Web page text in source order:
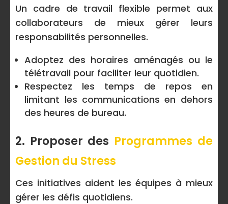
Un cadre de travail flexible permet aux
collaborateurs de mieux gérer leurs
responsabilités personnelles.
Adoptez des horaires aménagés ou le
télétravail pour faciliter leur quotidien.
Respectez les temps de repos en
limitant les communications en dehors
des heures de bureau.
2. Proposer des Programmes de
Gestion du Stress
Ces initiatives aident les équipes à mieux
gérer les défis quotidiens.